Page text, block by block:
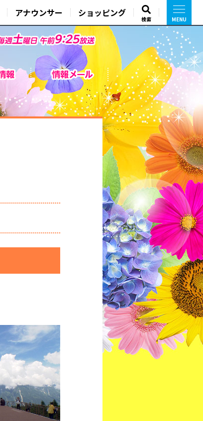
アナウンサー ショッピング
検索